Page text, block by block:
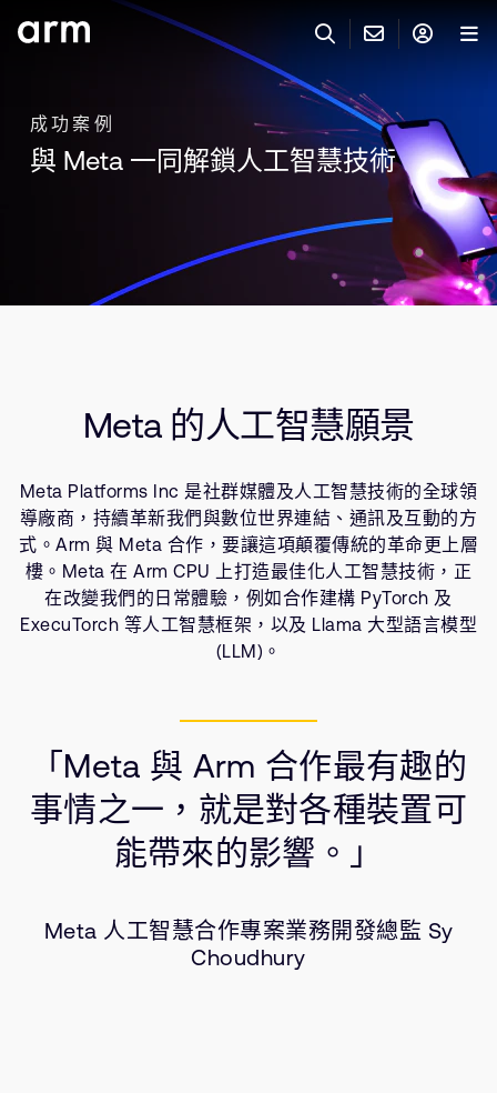
Skip to Main Content
搜尋
與 ARM 聯絡
聯絡技術支援
聯絡業務人員
Flexible Access 企業版
Arm Integrity Helpline
媒體聯絡
人才招募
研究合作
網站
投資者
110 Fulbourn Road
Cambridge, UK
CB1 9NJ
Tel: + 44(1223) 400 400 [main reception]
Fax: + 44(1223) 400 410
ARM 帳號
Arm 帳號
產品
支援與訓練
公司資訊
成功案例
與 Meta 一同解鎖人工智慧技術
Meta 的人工智慧願景
Meta Platforms Inc 是社群媒體及人工智慧技術的全球領
導廠商，持續革新我們與數位世界連結、通訊及互動的方
式。Arm 與 Meta 合作，要讓這項顛覆傳統的革命更上層
樓。Meta 在 Arm CPU 上打造最佳化人工智慧技術，正
在改變我們的日常體驗，例如合作建構 PyTorch 及
ExecuTorch 等人工智慧框架，以及 Llama 大型語言模型
(LLM)。
「Meta 與 Arm 合作最有趣的
事情之一，就是對各種裝置可
能帶來的影響。」
Meta 人工智慧合作專案業務開發總監 Sy
Choudhury